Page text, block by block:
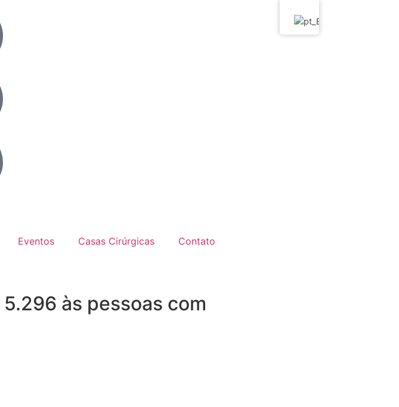
Eventos Casas Cirúrgicas Contato
às pessoas com